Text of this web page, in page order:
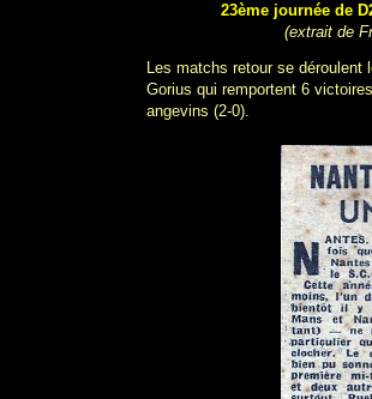
23ème journée de
(extrait de
Les matchs retour se déroulent
Gorius qui remportent 6
angevins (2-0).